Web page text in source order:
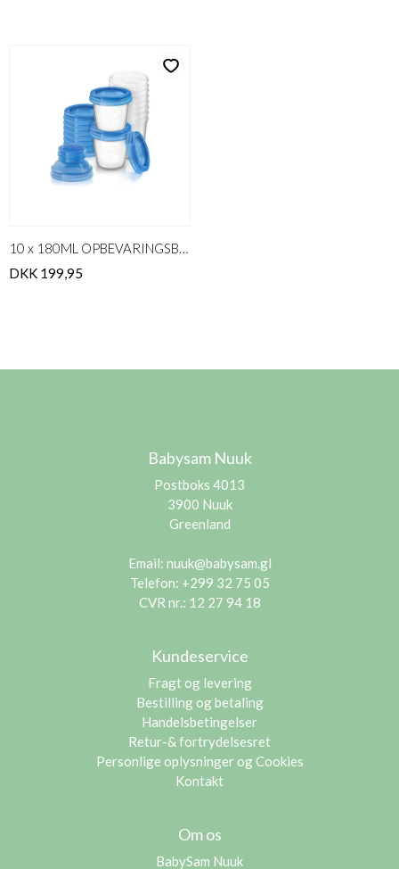
10 x 180ML OPBEVARINGSBÆGRE
DKK 199,95
Babysam Nuuk
Postboks 4013
3900 Nuuk
Greenland
Email: nuuk@babysam.gl
Telefon: +299 32 75 05
CVR nr.: 12 27 94 18
Kundeservice
Fragt og levering
Bestilling og betaling
Handelsbetingelser
Retur-& fortrydelsesret
Personlige oplysninger og Cookies
Kontakt
Om os
BabySam Nuuk